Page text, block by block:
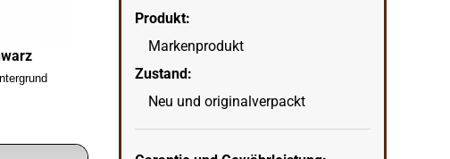
Colibri Heritage Cube Cutter schwarz
wenn
Produkt:
Markenprodukt
Zustand:
Neu und originalverpackt